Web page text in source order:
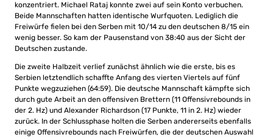
konzentriert. Michael Rataj konnte zwei auf sein Konto verbuchen.
Beide Mannschaften hatten identische Wurfquoten. Lediglich die
Freiwürfe fielen bei den Serben mit 10/14 zu den deutschen 8/15 ein
wenig besser. So kam der Pausenstand von 38:40 aus der Sicht der
Deutschen zustande.
Die zweite Halbzeit verlief zunächst ähnlich wie die erste, bis es
Serbien letztendlich schaffte Anfang des vierten Viertels auf fünf
Punkte wegzuziehen (64:59). Die deutsche Mannschaft kämpfte sich
durch gute Arbeit an den offensiven Brettern (11 Offensivrebounds in
der 2. Hz) und Alexander Richardson (17 Punkte, 11 in 2. Hz) wieder
zurück. In der Schlussphase holten die Serben andererseits ebenfalls
einige Offensivrebounds nach Freiwürfen, die der deutschen Auswahl